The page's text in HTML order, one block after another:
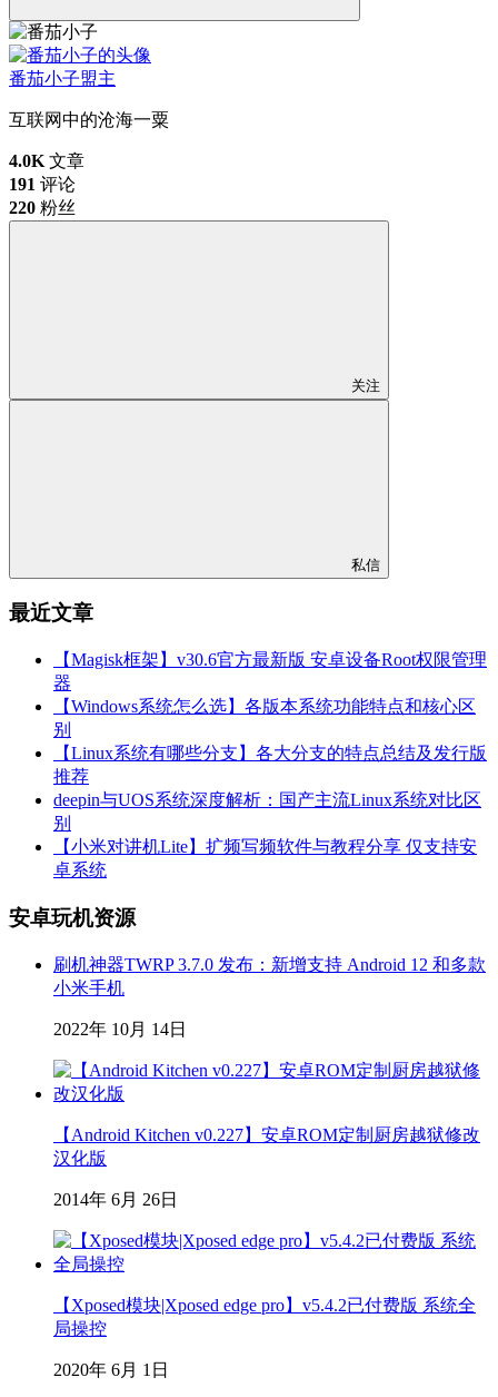
番茄小子盟主
互联网中的沧海一粟
4.0K 文章
191 评论
220 粉丝
关注
私信
最近文章
【Magisk框架】v30.6官方最新版 安卓设备Root权限管理
器
【Windows系统怎么选】各版本系统功能特点和核心区
别
【Linux系统有哪些分支】各大分支的特点总结及发行版
推荐
deepin与UOS系统深度解析：国产主流Linux系统对比区
别
【小米对讲机Lite】扩频写频软件与教程分享 仅支持安
卓系统
安卓玩机资源
刷机神器TWRP 3.7.0 发布：新增支持 Android 12 和多款
小米手机
2022年 10月 14日
【Android Kitchen v0.227】安卓ROM定制厨房越狱修改
汉化版
2014年 6月 26日
【Xposed模块|Xposed edge pro】v5.4.2已付费版 系统全
局操控
2020年 6月 1日